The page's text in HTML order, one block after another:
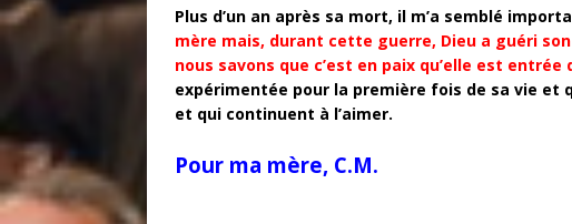
Plus d’un an après sa mort, il m’a semblé
mère mais, durant cette guerre, Dieu a guéri
nous savons que c’est en paix qu’elle est entrée
expérimentée pour la première fois de sa vie et
et qui continuent à l’aimer.
Pour ma mère, C.M.